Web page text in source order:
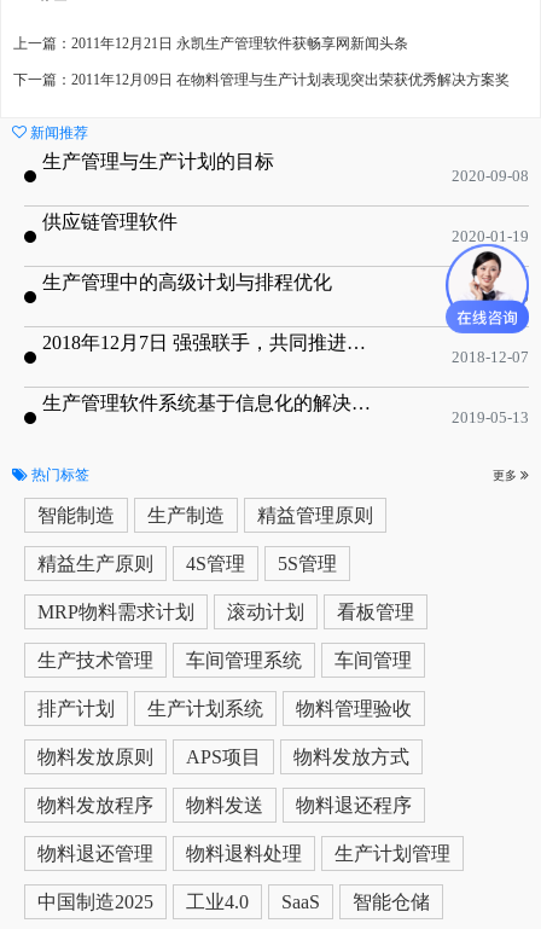
上一篇：2011年12月21日 永凯生产管理软件获畅享网新闻头条
下一篇：2011年12月09日 在物料管理与生产计划表现突出荣获优秀解决方案奖
新闻推荐
生产管理与生产计划的目标
2020-09-08
供应链管理软件
2020-01-19
生产管理中的高级计划与排程优化
2019-05-16
2018年12月7日 强强联手，共同推进电子器件领域APS应用典范 风华高科生产自动化工业互联网应用项目-APS项目启动会
2018-12-07
生产管理软件系统基于信息化的解决方案
2019-05-13
热门标签 更多
智能制造 生产制造 精益管理原则
精益生产原则 4S管理 5S管理
MRP物料需求计划 滚动计划 看板管理
生产技术管理 车间管理系统 车间管理
排产计划 生产计划系统 物料管理验收
物料发放原则 APS项目 物料发放方式
物料发放程序 物料发送 物料退还程序
物料退还管理 物料退料处理 生产计划管理
中国制造2025 工业4.0 SaaS 智能仓储